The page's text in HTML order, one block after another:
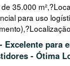
35.000
para uso
Excelente para
- Ótima